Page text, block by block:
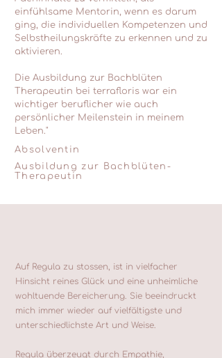
einfühlsame Mentorin, wenn es darum
ging, die individuellen Kompetenzen und
Selbstheilungskräfte zu erkennen und zu
aktivieren.
Die Ausbildung zur Bachblüten
Therapeutin bei terrafloris war ein
wichtiger beruflicher wie auch
persönlicher Meilenstein in meinem
Leben."
Absolventin
Ausbildung zur Bachblüten-
Therapeutin
Auf Regula zu stossen, ist in vielfacher
Hinsicht reines Glück und eine unheimliche
wohltuende Bereicherung. Sie beeindruckt
mich immer wieder auf vielfältigste und
unterschiedlichste Art und Weise.
Regula überzeugt durch Empathie,